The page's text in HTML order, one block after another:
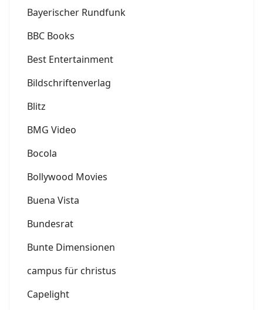
Bayerischer Rundfunk
BBC Books
Best Entertainment
Bildschriftenverlag
Blitz
BMG Video
Bocola
Bollywood Movies
Buena Vista
Bundesrat
Bunte Dimensionen
campus für christus
Capelight